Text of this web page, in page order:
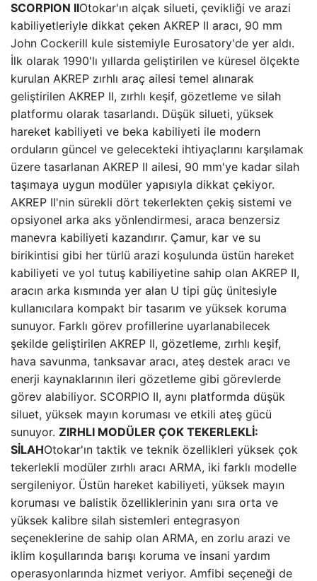
SCORPION IIOtokar'ın alçak silueti, çevikliği ve arazi
kabiliyetleriyle dikkat çeken AKREP II aracı, 90 mm
John Cockerill kule sistemiyle Eurosatory'de yer aldı.
İlk olarak 1990'lı yıllarda geliştirilen ve küresel ölçekte
kurulan AKREP zırhlı araç ailesi temel alınarak
geliştirilen AKREP II, zırhlı keşif, gözetleme ve silah
platformu olarak tasarlandı. Düşük silueti, yüksek
hareket kabiliyeti ve beka kabiliyeti ile modern
orduların güncel ve gelecekteki ihtiyaçlarını karşılamak
üzere tasarlanan AKREP II ailesi, 90 mm'ye kadar silah
taşımaya uygun modüler yapısıyla dikkat çekiyor.
AKREP II'nin sürekli dört tekerlekten çekiş sistemi ve
opsiyonel arka aks yönlendirmesi, araca benzersiz
manevra kabiliyeti kazandırır. Çamur, kar ve su
birikintisi gibi her türlü arazi koşulunda üstün hareket
kabiliyeti ve yol tutuş kabiliyetine sahip olan AKREP II,
aracın arka kısmında yer alan U tipi güç ünitesiyle
kullanıcılara kompakt bir tasarım ve yüksek koruma
sunuyor. Farklı görev profillerine uyarlanabilecek
şekilde geliştirilen AKREP II, gözetleme, zırhlı keşif,
hava savunma, tanksavar aracı, ateş destek aracı ve
enerji kaynaklarının ileri gözetleme gibi görevlerde
görev alabiliyor. SCORPIO II, aynı platformda düşük
siluet, yüksek mayın koruması ve etkili ateş gücü
sunuyor. ZIRHLI MODÜLER ÇOK TEKERLEKLİ:
SİLAHOtokar'ın taktik ve teknik özellikleri yüksek çok
tekerlekli modüler zırhlı aracı ARMA, iki farklı modelle
sergileniyor. Üstün hareket kabiliyeti, yüksek mayın
koruması ve balistik özelliklerinin yanı sıra orta ve
yüksek kalibre silah sistemleri entegrasyon
seçeneklerine de sahip olan ARMA, en zorlu arazi ve
iklim koşullarında barışı koruma ve insani yardım
operasyonlarında hizmet veriyor. Amfibi seçeneği de